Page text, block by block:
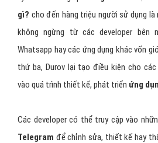
gì? cho đến hàng triệu người sử dụng là
không ngừng từ các developer bên
Whatsapp hay các ứng dụng khác vốn
thứ ba, Durov lại tạo điều kiện cho
vào quá trình thiết kế, phát triển ứng
Các developer có thể truy cập vào
Telegram để chỉnh sửa, thiết kế hay